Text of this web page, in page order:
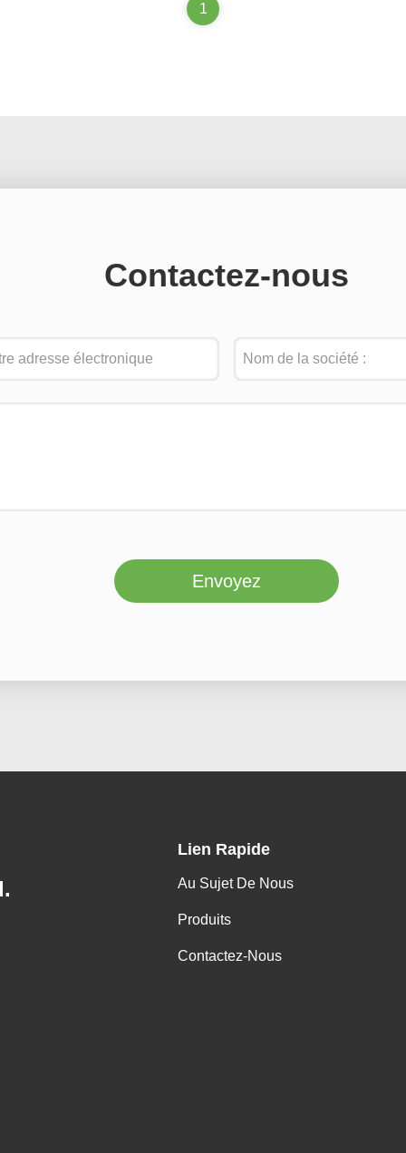
1
Contactez-nous
Envoyez
Lien Rapide
Au Sujet De Nous
Produits
Contactez-Nous